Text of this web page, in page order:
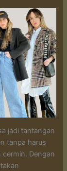
jadi tantangan
tanpa harus
Dengan